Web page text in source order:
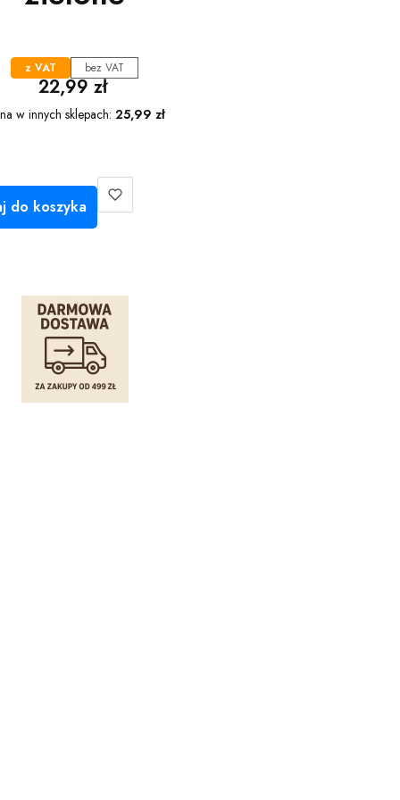
z VAT bez VAT
Cena
22,99 zł
w innych sklepach: 25,99 zł
do koszyka